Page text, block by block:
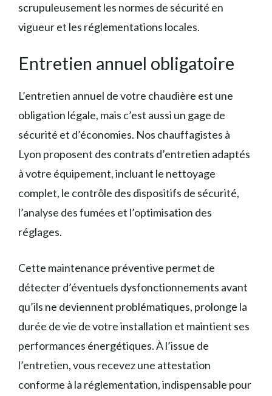
scrupuleusement les normes de sécurité en
vigueur et les réglementations locales.
Entretien annuel obligatoire
L’entretien annuel de votre chaudière est une
obligation légale, mais c’est aussi un gage de
sécurité et d’économies. Nos chauffagistes à
Lyon proposent des contrats d’entretien adaptés
à votre équipement, incluant le nettoyage
complet, le contrôle des dispositifs de sécurité,
l’analyse des fumées et l’optimisation des
réglages.
Cette maintenance préventive permet de
détecter d’éventuels dysfonctionnements avant
qu’ils ne deviennent problématiques, prolonge la
durée de vie de votre installation et maintient ses
performances énergétiques. À l’issue de
l’entretien, vous recevez une attestation
conforme à la réglementation, indispensable pour